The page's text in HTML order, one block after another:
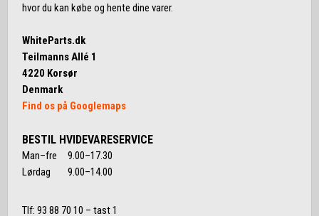
hvor du kan købe og hente dine varer.
WhiteParts.dk
Teilmanns Allé 1
4220 Korsør
Denmark
Find os på Googlemaps
BESTIL HVIDEVARESERVICE
Man–fre 9.00–17.30
Lørdag 9.00–14.00
Tlf: 93 88 70 10 – tast 1